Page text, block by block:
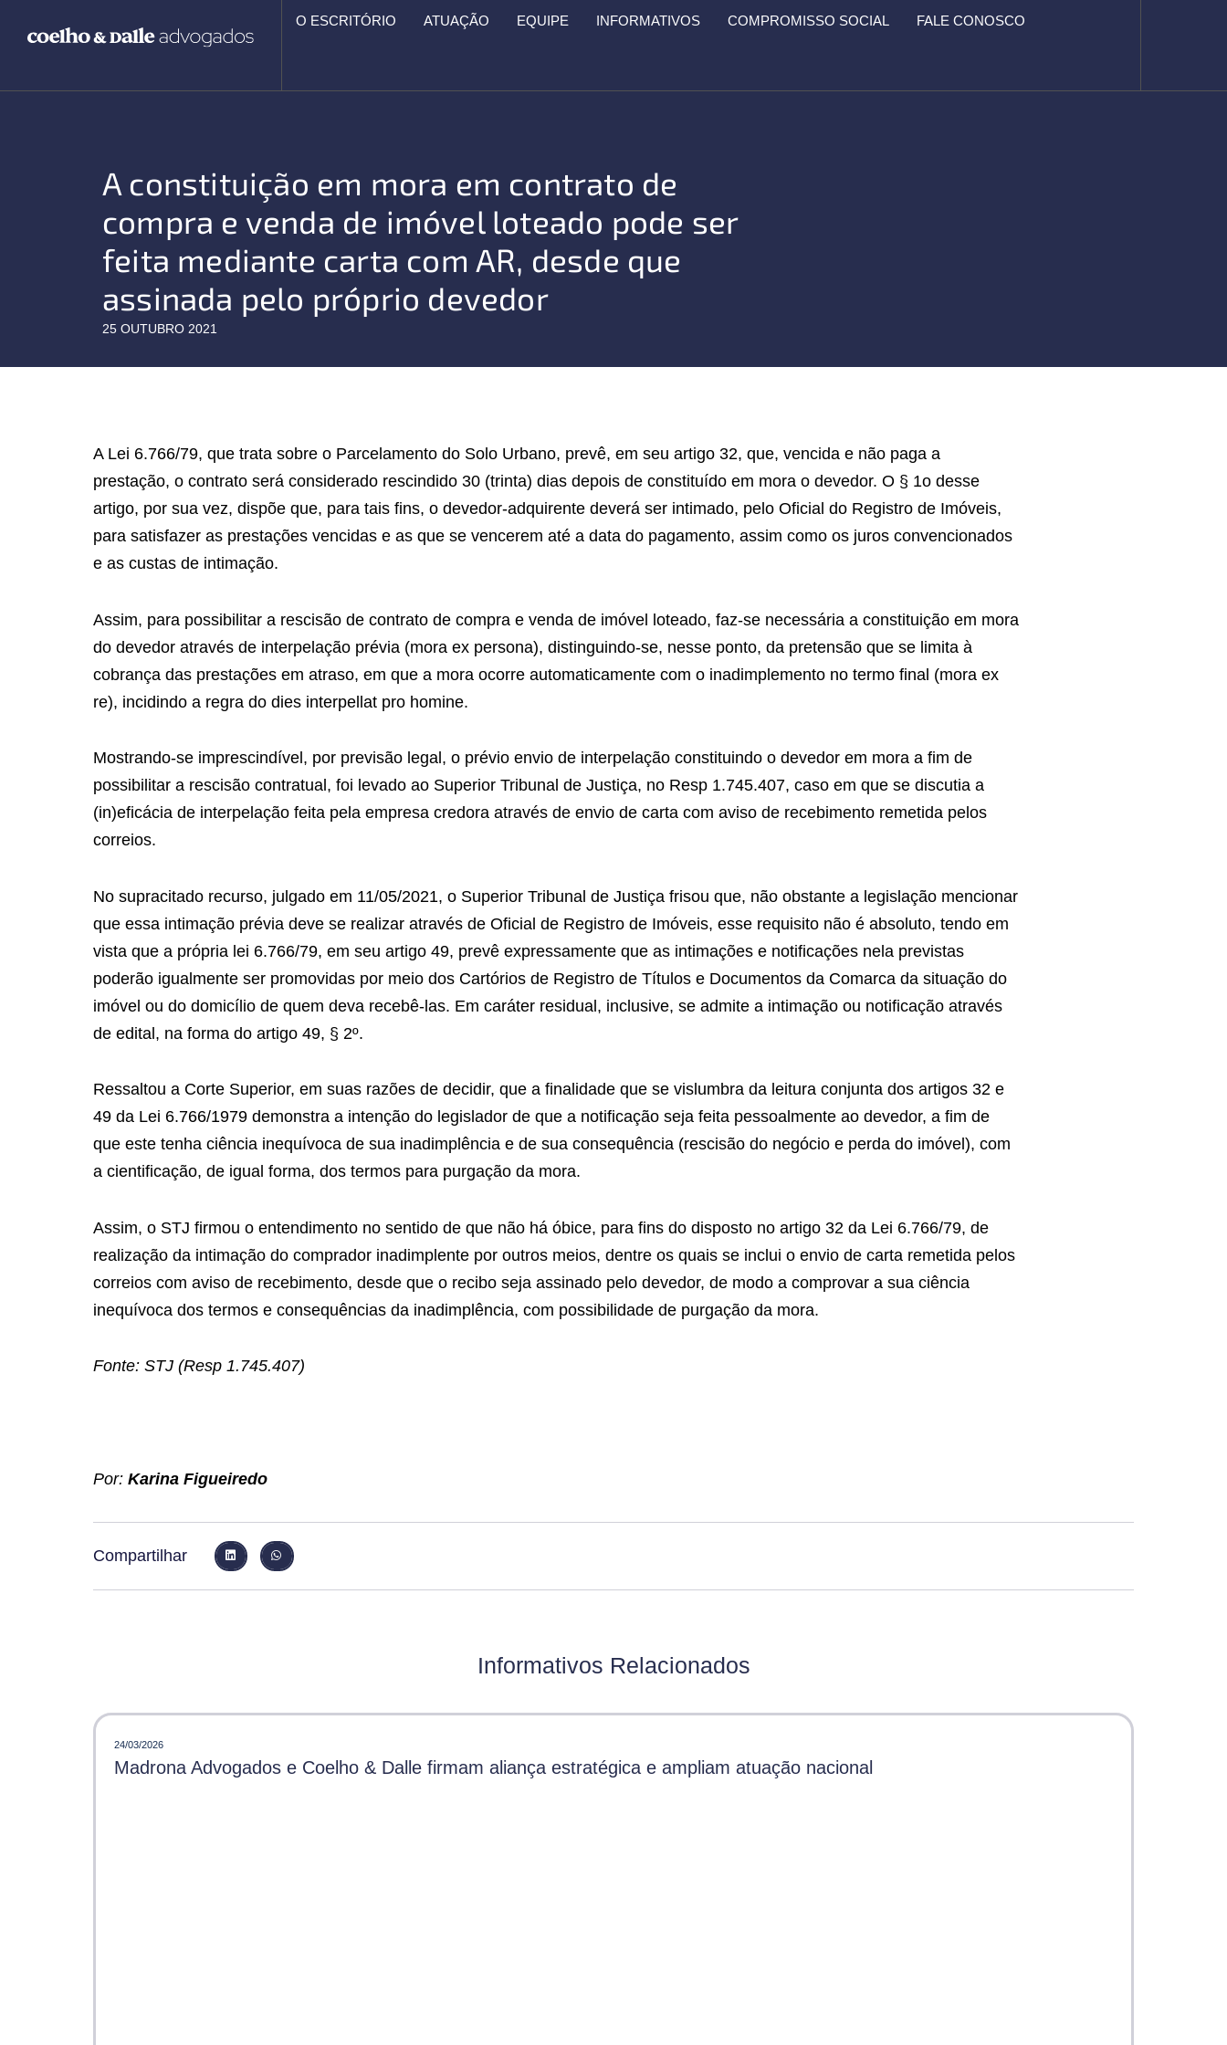
O ESCRITÓRIO ATUAÇÃO EQUIPE INFORMATIVOS COMPROMISSO SOCIAL FALE CONOSCO
A constituição em mora em contrato de
compra e venda de imóvel loteado pode ser
feita mediante carta com AR, desde que
assinada pelo próprio devedor
25 OUTUBRO 2021
A Lei 6.766/79, que trata sobre o Parcelamento do Solo Urbano, prevê, em seu artigo 32, que, vencida e não paga a
prestação, o contrato será considerado rescindido 30 (trinta) dias depois de constituído em mora o devedor. O § 1o desse
artigo, por sua vez, dispõe que, para tais fins, o devedor-adquirente deverá ser intimado, pelo Oficial do Registro de Imóveis,
para satisfazer as prestações vencidas e as que se vencerem até a data do pagamento, assim como os juros convencionados
e as custas de intimação.
Assim, para possibilitar a rescisão de contrato de compra e venda de imóvel loteado, faz-se necessária a constituição em mora
do devedor através de interpelação prévia (mora ex persona), distinguindo-se, nesse ponto, da pretensão que se limita à
cobrança das prestações em atraso, em que a mora ocorre automaticamente com o inadimplemento no termo final (mora ex
re), incidindo a regra do dies interpellat pro homine.
Mostrando-se imprescindível, por previsão legal, o prévio envio de interpelação constituindo o devedor em mora a fim de
possibilitar a rescisão contratual, foi levado ao Superior Tribunal de Justiça, no Resp 1.745.407, caso em que se discutia a
(in)eficácia de interpelação feita pela empresa credora através de envio de carta com aviso de recebimento remetida pelos
correios.
No supracitado recurso, julgado em 11/05/2021, o Superior Tribunal de Justiça frisou que, não obstante a legislação mencionar
que essa intimação prévia deve se realizar através de Oficial de Registro de Imóveis, esse requisito não é absoluto, tendo em
vista que a própria lei 6.766/79, em seu artigo 49, prevê expressamente que as intimações e notificações nela previstas
poderão igualmente ser promovidas por meio dos Cartórios de Registro de Títulos e Documentos da Comarca da situação do
imóvel ou do domicílio de quem deva recebê-las. Em caráter residual, inclusive, se admite a intimação ou notificação através
de edital, na forma do artigo 49, § 2º.
Ressaltou a Corte Superior, em suas razões de decidir, que a finalidade que se vislumbra da leitura conjunta dos artigos 32 e
49 da Lei 6.766/1979 demonstra a intenção do legislador de que a notificação seja feita pessoalmente ao devedor, a fim de
que este tenha ciência inequívoca de sua inadimplência e de sua consequência (rescisão do negócio e perda do imóvel), com
a cientificação, de igual forma, dos termos para purgação da mora.
Assim, o STJ firmou o entendimento no sentido de que não há óbice, para fins do disposto no artigo 32 da Lei 6.766/79, de
realização da intimação do comprador inadimplente por outros meios, dentre os quais se inclui o envio de carta remetida pelos
correios com aviso de recebimento, desde que o recibo seja assinado pelo devedor, de modo a comprovar a sua ciência
inequívoca dos termos e consequências da inadimplência, com possibilidade de purgação da mora.
Fonte: STJ (Resp 1.745.407)
Por: Karina Figueiredo
Compartilhar
Informativos Relacionados
24/03/2026
Madrona Advogados e Coelho & Dalle firmam aliança estratégica e ampliam atuação nacional